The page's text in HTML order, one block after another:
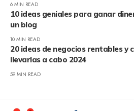
6 MIN READ
10 ideas geniales para ganar
un blog
10 MIN READ
20 ideas de negocios rentables y
llevarlas a cabo 2024
59 MIN READ